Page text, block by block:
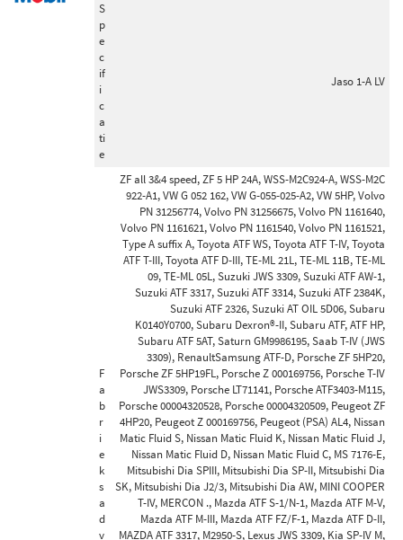
S
p
e
c
if
i
c
a
ti
e
Jaso 1-A LV
F
a
b
r
i
e
k
s
a
d
v
ZF all 3&4 speed, ZF 5 HP 24A, WSS-M2C924-A, WSS-M2C
922-A1, VW G 052 162, VW G-055-025-A2, VW 5HP, Volvo
PN 31256774, Volvo PN 31256675, Volvo PN 1161640,
Volvo PN 1161621, Volvo PN 1161540, Volvo PN 1161521,
Type A suffix A, Toyota ATF WS, Toyota ATF T-IV, Toyota
ATF T-III, Toyota ATF D-III, TE-ML 21L, TE-ML 11B, TE-ML
09, TE-ML 05L, Suzuki JWS 3309, Suzuki ATF AW-1,
Suzuki ATF 3317, Suzuki ATF 3314, Suzuki ATF 2384K,
Suzuki ATF 2326, Suzuki AT OIL 5D06, Subaru
K0140Y0700, Subaru Dexron®-II, Subaru ATF, ATF HP,
Subaru ATF 5AT, Saturn GM9986195, Saab T-IV (JWS
3309), RenaultSamsung ATF-D, Porsche ZF 5HP20,
Porsche ZF 5HP19FL, Porsche Z 000169756, Porsche T-IV
JWS3309, Porsche LT71141, Porsche ATF3403-M115,
Porsche 00004320528, Porsche 00004320509, Peugeot ZF
4HP20, Peugeot Z 000169756, Peugeot (PSA) AL4, Nissan
Matic Fluid S, Nissan Matic Fluid K, Nissan Matic Fluid J,
Nissan Matic Fluid D, Nissan Matic Fluid C, MS 7176-E,
Mitsubishi Dia SPIII, Mitsubishi Dia SP-II, Mitsubishi Dia
SK, Mitsubishi Dia J2/3, Mitsubishi Dia AW, MINI COOPER
T-IV, MERCON ., Mazda ATF S-1/N-1, Mazda ATF M-V,
Mazda ATF M-III, Mazda ATF FZ/F-1, Mazda ATF D-II,
MAZDA ATF 3317, M2950-S, Lexus JWS 3309, Kia SP-IV M,